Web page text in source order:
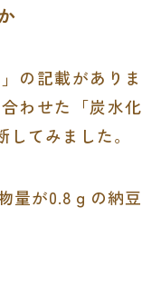
の記載がありま
わせた「炭水化
てみました。
量が0.8ｇの納豆